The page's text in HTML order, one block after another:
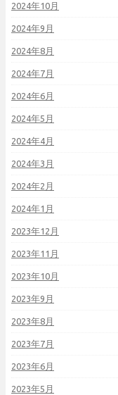
2024年10月
2024年9月
2024年8月
2024年7月
2024年6月
2024年5月
2024年4月
2024年3月
2024年2月
2024年1月
2023年12月
2023年11月
2023年10月
2023年9月
2023年8月
2023年7月
2023年6月
2023年5月